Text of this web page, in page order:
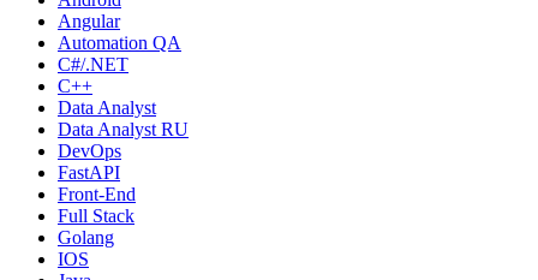
Angular
Automation QA
C#/.NET
C++
Data Analyst
Data Analyst RU
DevOps
FastAPI
Front-End
Full Stack
Golang
IOS